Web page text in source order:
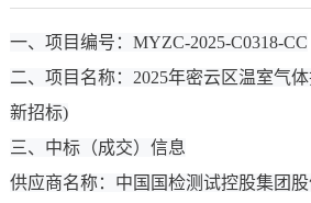
一、项目编号：MYZC-2025-C0318-CC
二、项目名称：2025年密云区温室气
新招标)
三、中标（成交）信息
供应商名称：中国国检测试控股集团